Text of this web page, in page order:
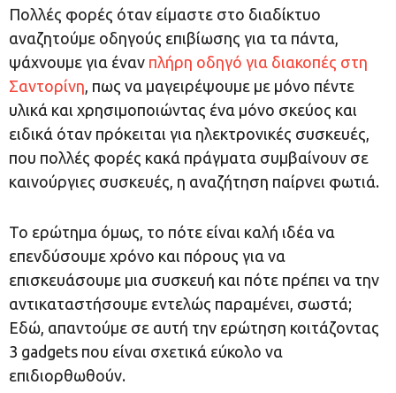
Πολλές φορές όταν είμαστε στο διαδίκτυο
αναζητούμε οδηγούς επιβίωσης για τα πάντα,
ψάχνουμε για έναν πλήρη οδηγό για διακοπές στη
Σαντορίνη, πως να μαγειρέψουμε με μόνο πέντε
υλικά και χρησιμοποιώντας ένα μόνο σκεύος και
ειδικά όταν πρόκειται για ηλεκτρονικές συσκευές,
που πολλές φορές κακά πράγματα συμβαίνουν σε
καινούργιες συσκευές, η αναζήτηση παίρνει φωτιά.
Το ερώτημα όμως, το πότε είναι καλή ιδέα να
επενδύσουμε χρόνο και πόρους για να
επισκευάσουμε μια συσκευή και πότε πρέπει να την
αντικαταστήσουμε εντελώς παραμένει, σωστά;
Εδώ, απαντούμε σε αυτή την ερώτηση κοιτάζοντας
3 gadgets που είναι σχετικά εύκολο να
επιδιορθωθούν.